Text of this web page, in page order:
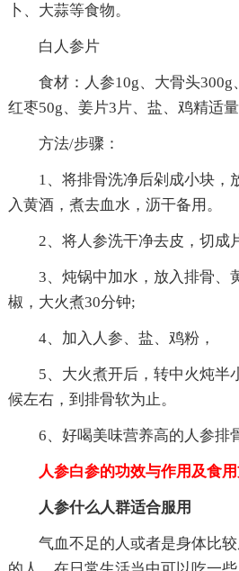
卜、大蒜等食物。
白人参片
食材：人参10g、大骨头300g
红枣50g、姜片3片、盐、鸡精适量
方法/步骤：
1、将排骨洗净后剁成小块，
入黄酒，煮去血水，沥干备用。
2、将人参洗干净去皮，切成
3、炖锅中加水，放入排骨、
椒，大火煮30分钟;
4、加入人参、盐、鸡粉，
5、大火煮开后，转中火炖半
候左右，到排骨软为止。
6、好喝美味营养高的人参排
人参白参的功效与作用及食用
人参什么人群适合服用
气血不足的人或者是身体比